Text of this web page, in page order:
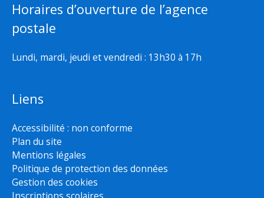
Horaires d’ouverture de l’agence
postale
Lundi, mardi, jeudi et vendredi : 13h30 à 17h
Liens
Accessibilité : non conforme
Plan du site
Mentions légales
Politique de protection des données
Gestion des cookies